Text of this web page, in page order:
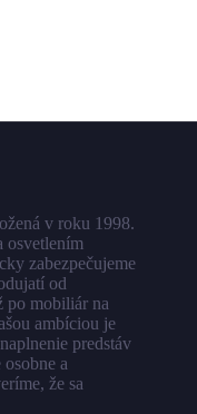
v roku 1998.
osvetlením
zabezpečujeme
od
po mobiliár na
ambíciou je
predstáv
a
že sa